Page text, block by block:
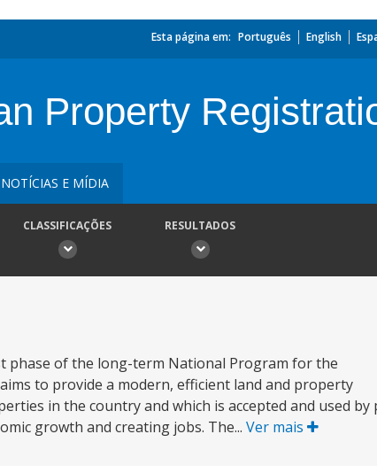
Esta página em: Português English
Property
NOTÍCIAS E MÍDIA
CLASSIFICAÇÕES RESULTADOS
of the long-term National Program for the
to provide a modern, efficient land and property
in the country and which is accepted and used by
growth and creating jobs. The... Ver mais